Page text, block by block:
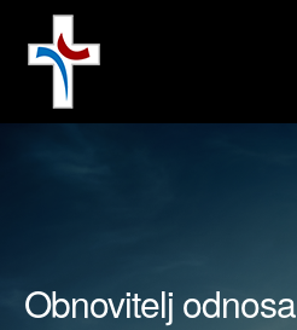
Traži...
Obnovitelj odnosa